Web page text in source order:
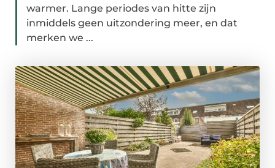
warmer. Lange periodes van hitte zijn
inmiddels geen uitzondering meer, en dat
merken we ...